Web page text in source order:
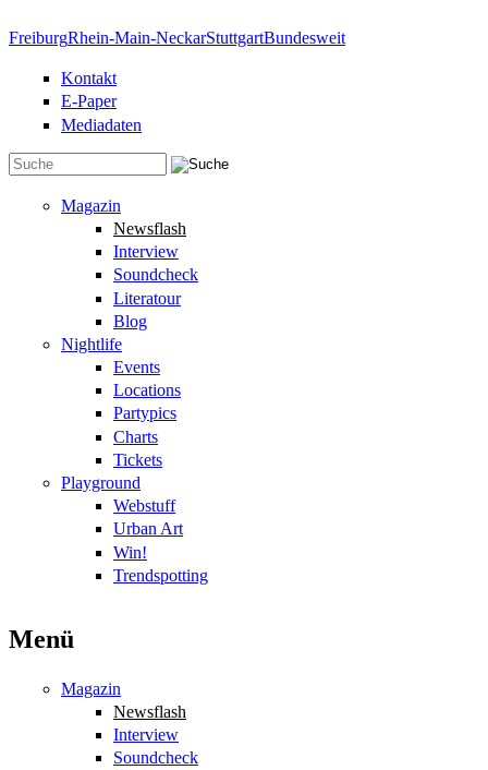
FreiburgRhein-Main-NeckarStuttgartBundesweit
Kontakt
E-Paper
Mediadaten
Magazin
Newsflash
Interview
Soundcheck
Literatour
Blog
Nightlife
Events
Locations
Partypics
Charts
Tickets
Playground
Webstuff
Urban Art
Win!
Trendspotting
Menü
Magazin
Newsflash
Interview
Soundcheck